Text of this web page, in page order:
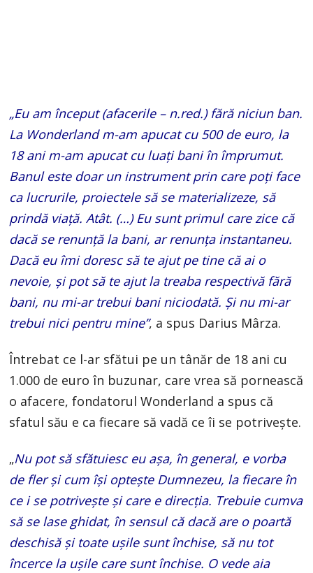
„Eu am început (afacerile – n.red.) fără niciun ban.
La Wonderland m-am apucat cu 500 de euro, la
18 ani m-am apucat cu luați bani în împrumut.
Banul este doar un instrument prin care poți face
ca lucrurile, proiectele să se materializeze, să
prindă viață. Atât. (…) Eu sunt primul care zice că
dacă se renunță la bani, ar renunța instantaneu.
Dacă eu îmi doresc să te ajut pe tine că ai o
nevoie, și pot să te ajut la treaba respectivă fără
bani, nu mi-ar trebui bani niciodată. Și nu mi-ar
trebui nici pentru mine”, a spus Darius Mârza.
Întrebat ce l-ar sfătui pe un tânăr de 18 ani cu
1.000 de euro în buzunar, care vrea să pornească
o afacere, fondatorul Wonderland a spus că
sfatul său e ca fiecare să vadă ce îi se potrivește.
„Nu pot să sfătuiesc eu așa, în general, e vorba
de fler și cum își optește Dumnezeu, la fiecare în
ce i se potrivește și care e direcția. Trebuie cumva
să se lase ghidat, în sensul că dacă are o poartă
deschisă și toate ușile sunt închise, să nu tot
încerce la ușile care sunt închise. O vede aia